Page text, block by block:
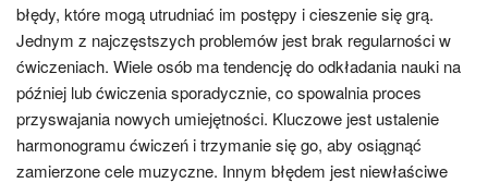
błędy, które mogą utrudniać im postępy i cieszenie się grą.
Jednym z najczęstszych problemów jest brak regularności w
ćwiczeniach. Wiele osób ma tendencję do odkładania nauki na
później lub ćwiczenia sporadycznie, co spowalnia proces
przyswajania nowych umiejętności. Kluczowe jest ustalenie
harmonogramu ćwiczeń i trzymanie się go, aby osiągnąć
zamierzone cele muzyczne. Innym błędem jest niewłaściwe